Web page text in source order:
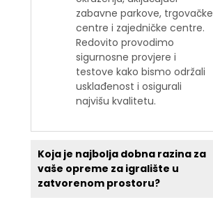
zabavne parkove, trgovačke
centre i zajedničke centre.
Redovito provodimo
sigurnosne provjere i
testove kako bismo održali
usklađenost i osigurali
najvišu kvalitetu.
Koja je najbolja dobna razina za
vaše opreme za igralište u
zatvorenom prostoru?